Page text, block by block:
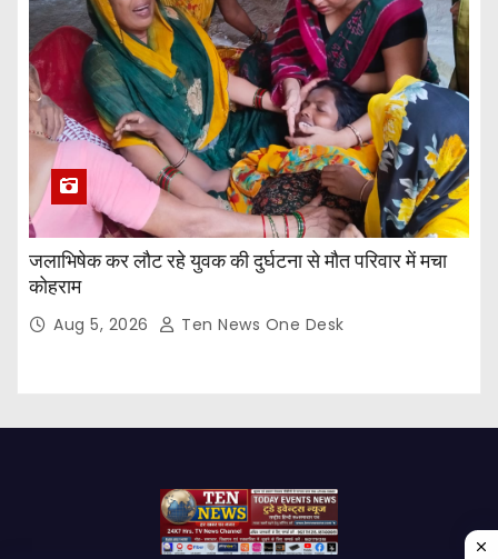
जलाभिषेक कर लौट रहे युवक की दुर्घटना से मौत परिवार में मचा
कोहराम
Aug 5, 2026 Ten News One Desk